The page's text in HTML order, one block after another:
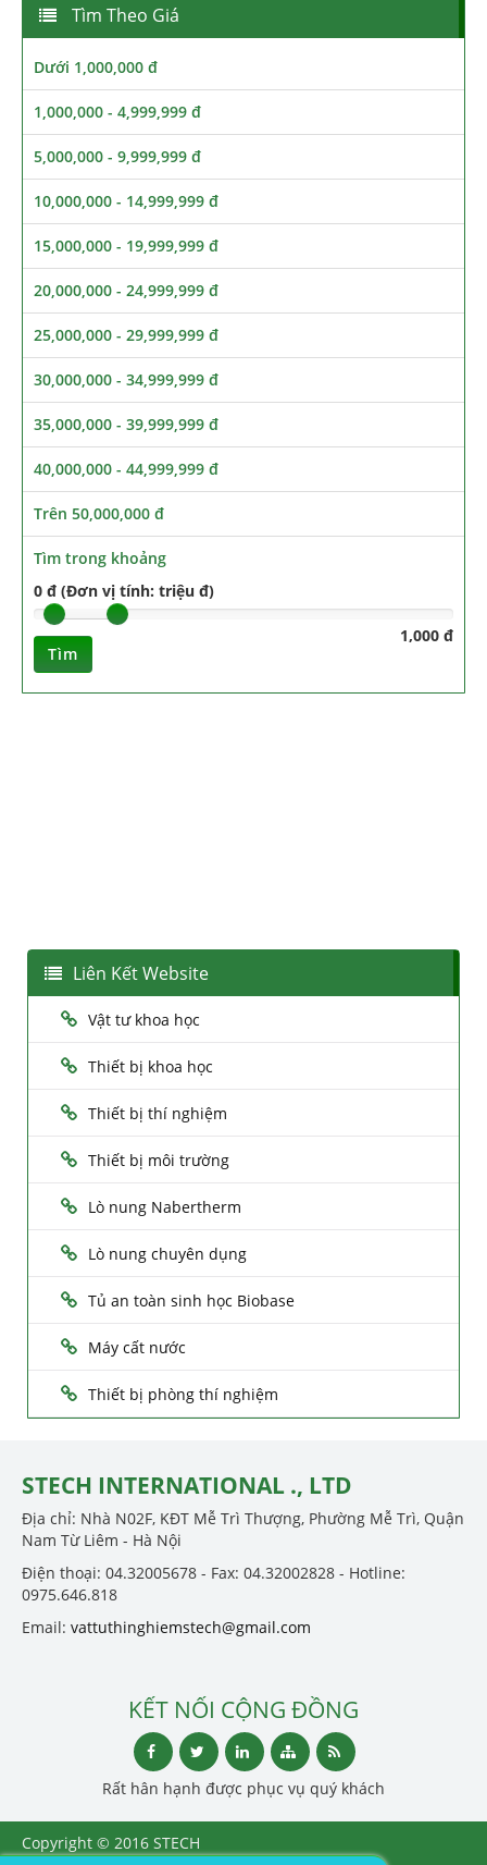
Tìm Theo Giá
Dưới 1,000,000 đ
1,000,000 - 4,999,999 đ
5,000,000 - 9,999,999 đ
10,000,000 - 14,999,999 đ
15,000,000 - 19,999,999 đ
20,000,000 - 24,999,999 đ
25,000,000 - 29,999,999 đ
30,000,000 - 34,999,999 đ
35,000,000 - 39,999,999 đ
40,000,000 - 44,999,999 đ
Trên 50,000,000 đ
Tìm trong khoảng
0 đ (Đơn vị tính: triệu đ)
1,000 đ
Tìm
Liên Kết Website
Vật tư khoa học
Thiết bị khoa học
Thiết bị thí nghiệm
Thiết bị môi trường
Lò nung Nabertherm
Lò nung chuyên dụng
Tủ an toàn sinh học Biobase
Máy cất nước
Thiết bị phòng thí nghiệm
STECH INTERNATIONAL ., LTD
Địa chỉ: Nhà N02F, KĐT Mễ Trì Thượng, Phường Mễ Trì, Quận
Nam Từ Liêm - Hà Nội
Điện thoại: 04.32005678 - Fax: 04.32002828 - Hotline:
0975.646.818
Email: vattuthinghiemstech@gmail.com
KẾT NỐI CỘNG ĐỒNG
Rất hân hạnh được phục vụ quý khách
Copyright © 2016 STECH